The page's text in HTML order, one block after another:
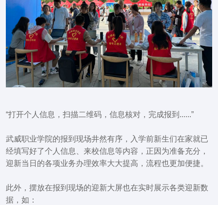
“打开个人信息，扫描二维码，信息核对，完成报到......”
武威职业学院的报到现场井然有序，入学前新生们在家就已
经填写好了个人信息、来校信息等内容，正因为准备充分，
迎新当日的各项业务办理效率大大提高，流程也更加便捷。
此外， 摆放在报到现场的迎新大屏也在实时展示各类迎新数
据，如：